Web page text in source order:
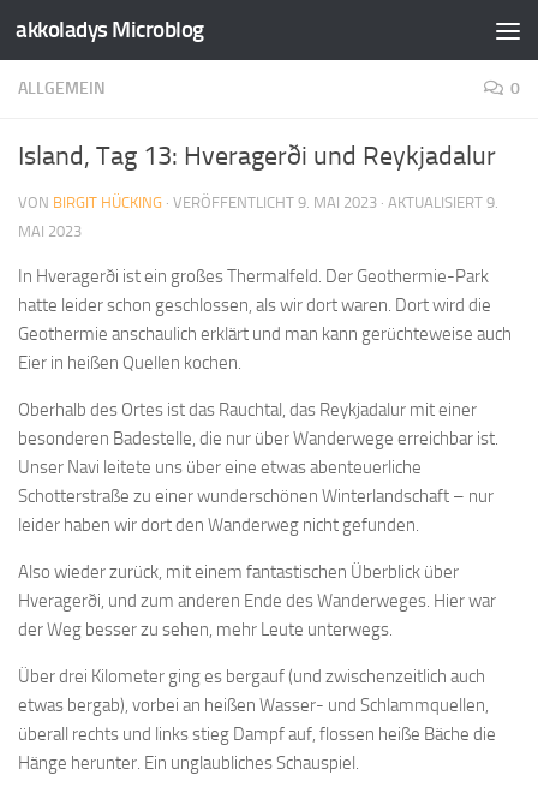
Zum Inhalt springen
akkoladys Microblog
ALLGEMEIN 0
Island, Tag 13: Hveragerði und Reykjadalur
VON BIRGIT HÜCKING · VERÖFFENTLICHT 9. MAI 2023 · AKTUALISIERT 9.
MAI 2023
In Hveragerði ist ein großes Thermalfeld. Der Geothermie-Park
hatte leider schon geschlossen, als wir dort waren. Dort wird die
Geothermie anschaulich erklärt und man kann gerüchteweise auch
Eier in heißen Quellen kochen.
Oberhalb des Ortes ist das Rauchtal, das Reykjadalur mit einer
besonderen Badestelle, die nur über Wanderwege erreichbar ist.
Unser Navi leitete uns über eine etwas abenteuerliche
Schotterstraße zu einer wunderschönen Winterlandschaft – nur
leider haben wir dort den Wanderweg nicht gefunden.
Also wieder zurück, mit einem fantastischen Überblick über
Hveragerði, und zum anderen Ende des Wanderweges. Hier war
der Weg besser zu sehen, mehr Leute unterwegs.
Über drei Kilometer ging es bergauf (und zwischenzeitlich auch
etwas bergab), vorbei an heißen Wasser- und Schlammquellen,
überall rechts und links stieg Dampf auf, flossen heiße Bäche die
Hänge herunter. Ein unglaubliches Schauspiel.